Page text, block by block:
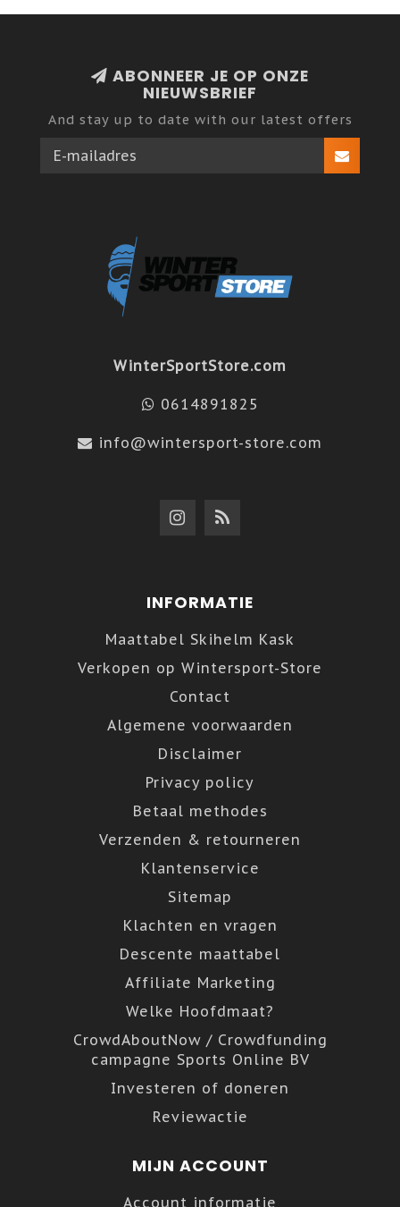
ABONNEER JE OP ONZE
NIEUWSBRIEF
And stay up to date with our latest offers
WinterSportStore.com
0614891825
info@wintersport-store.com
INFORMATIE
Maattabel Skihelm Kask
Verkopen op Wintersport-Store
Contact
Algemene voorwaarden
Disclaimer
Privacy policy
Betaal methodes
Verzenden & retourneren
Klantenservice
Sitemap
Klachten en vragen
Descente maattabel
Affiliate Marketing
Welke Hoofdmaat?
CrowdAboutNow / Crowdfunding
campagne Sports Online BV
Investeren of doneren
Reviewactie
MIJN ACCOUNT
Account informatie